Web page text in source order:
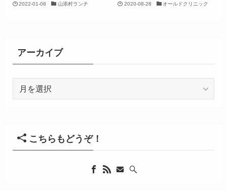
2022-01-08 山添村ランチ 2020-08-28 オールドクリニック
アーカイブ
ブ
こちらもどうぞ！